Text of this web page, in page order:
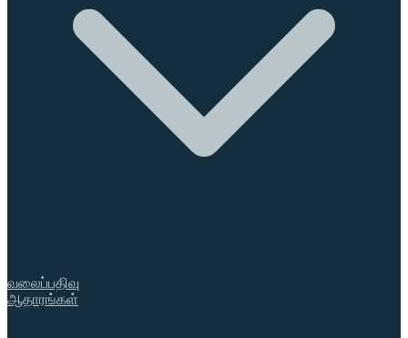
வலைப்பதிவு
ஆதாரங்கள்